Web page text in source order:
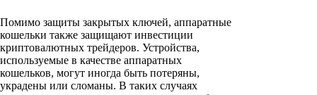
Помимо защиты закрытых ключей, аппаратные
кошельки также защищают инвестиции
криптовалютных трейдеров. Устройства,
используемые в качестве аппаратных
кошельков, могут иногда быть потеряны,
украдены или сломаны. В таких случаях